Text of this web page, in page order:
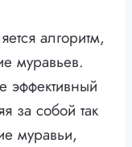
алгоритм,
муравьев.
эффективный
за собой так
муравьи,